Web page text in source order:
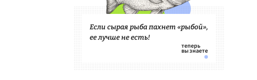
Если сырая рыба пахнет «рыбой»,
ее лучше не есть!